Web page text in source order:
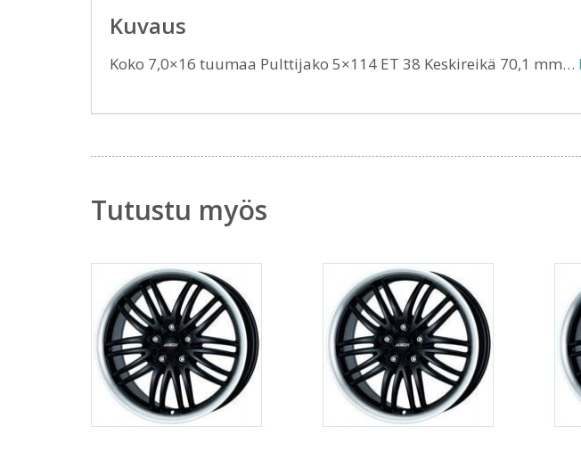
Kuvaus
Koko 7,0×16 tuumaa Pulttijako 5×114 ET 38 Keskireikä 70,1 mm…
Tutustu myös